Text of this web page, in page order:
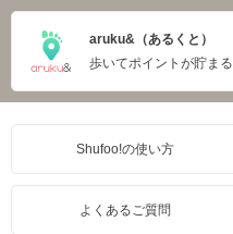
aruku&（あるくと）
歩いてポイントが貯まる
Shufoo!の使い方
よくあるご質問